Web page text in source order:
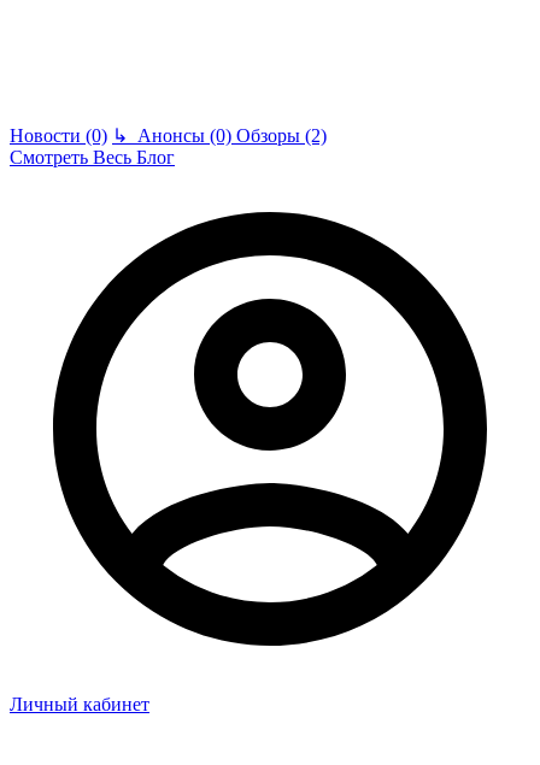
Новости (0) ↳ Анонсы (0) Обзоры (2)
Смотреть Весь Блог
Личный кабинет